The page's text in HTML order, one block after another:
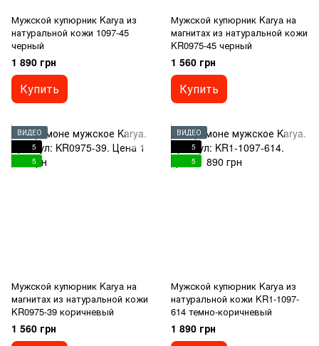
Мужской купюрник Karya из
натуральной кожи 1097-45
черный
1 890 грн
Купить
Мужской купюрник Karya на
магнитах из натуральной кожи
KR0975-45 черный
1 560 грн
Купить
ВИДЕО
5
5
Мужской купюрник Karya на
магнитах из натуральной кожи
KR0975-39 коричневый
1 560 грн
ВИДЕО
5
5
Мужской купюрник Karya из
натуральной кожи KR1-1097-
614 темно-коричневый
1 890 грн